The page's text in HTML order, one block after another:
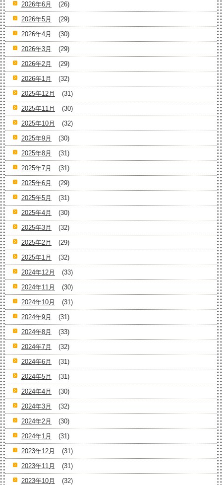
2026年6月
(26)
2026年5月
(29)
2026年4月
(30)
2026年3月
(29)
2026年2月
(29)
2026年1月
(32)
2025年12月
(31)
2025年11月
(30)
2025年10月
(32)
2025年9月
(30)
2025年8月
(31)
2025年7月
(31)
2025年6月
(29)
2025年5月
(31)
2025年4月
(30)
2025年3月
(32)
2025年2月
(29)
2025年1月
(32)
2024年12月
(33)
2024年11月
(30)
2024年10月
(31)
2024年9月
(31)
2024年8月
(33)
2024年7月
(32)
2024年6月
(31)
2024年5月
(31)
2024年4月
(30)
2024年3月
(32)
2024年2月
(30)
2024年1月
(31)
2023年12月
(31)
2023年11月
(31)
2023年10月
(32)